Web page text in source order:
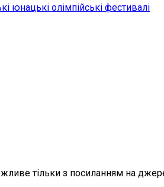
юнацькі олімпійські фестивалі
тільки з посиланням на